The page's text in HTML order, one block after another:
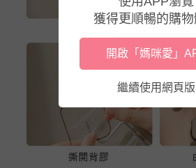
獲得更順暢的購
開啟「媽咪愛」
繼續使用網頁版